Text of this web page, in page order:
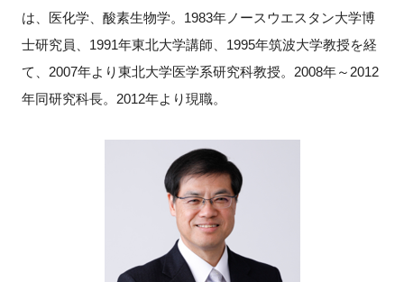
は、医化学、酸素生物学。1983年ノースウエスタン大学博
士研究員、1991年東北大学講師、1995年筑波大学教授を経
て、2007年より東北大学医学系研究科教授。2008年～2012
年同研究科長。2012年より現職。